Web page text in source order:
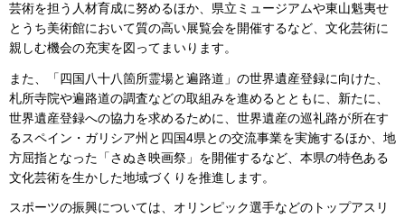
芸術を担う人材育成に努めるほか、県立ミュージアムや東山魁夷せ
とうち美術館において質の高い展覧会を開催するなど、文化芸術に
親しむ機会の充実を図ってまいります。
また、「四国八十八箇所霊場と遍路道」の世界遺産登録に向けた、
札所寺院や遍路道の調査などの取組みを進めるとともに、新たに、
世界遺産登録への協力を求めるために、世界遺産の巡礼路が所在す
るスペイン・ガリシア州と四国4県との交流事業を実施するほか、地
方屈指となった「さぬき映画祭」を開催するなど、本県の特色ある
文化芸術を生かした地域づくりを推進します。
スポーツの振興については、オリンピック選手などのトップアスリ